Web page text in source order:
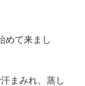
めて来まし
まみれ、蒸し